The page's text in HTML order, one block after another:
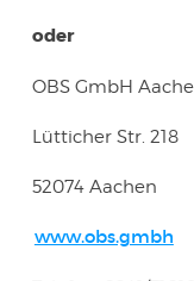
oder
OBS GmbH
Lütticher Str. 218
52074 Aachen
www.obs.gmbh